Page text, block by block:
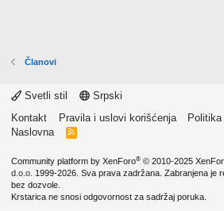
Članovi
Svetli stil
Srpski
Kontakt
Pravila i uslovi korišćenja
Naslovna
R
Community platform by XenForo® © 2010-2025
d.o.o. 1999-2026. Sva prava zadržana. Zabranjena je
bez dozvole.
Krstarica ne snosi odgovornost za sadržaj poruka.